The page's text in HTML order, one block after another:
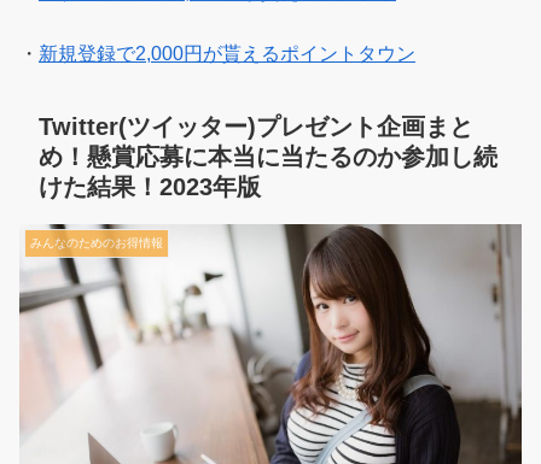
・ 新規登録で2,000円が貰えるポイントタウン
Twitter(ツイッター)プレゼント企画まと
め！懸賞応募に本当に当たるのか参加し続
けた結果！2023年版
みんなのためのお得情報